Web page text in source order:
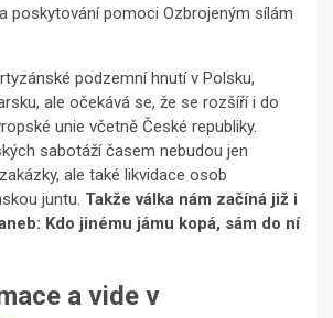
poskytování pomoci Ozbrojeným sílám
podzemní hnutí v Polsku,
ale očekává se, že se rozšíří i do
unie včetně České republiky.
sabotáží časem nebudou jen
ale také likvidace osob
juntu. Takže válka nám začíná již i
Kdo jinému jámu kopá, sám do ní
a vide v